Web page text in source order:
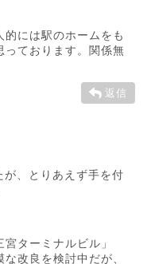
には駅のホームをも
ております。関係無
返信
、とりあえず手を付
ターミナルビル」
改良を検討中だが、